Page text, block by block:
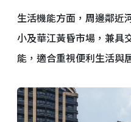
生活機能方面，周邊鄰近
小及華江黃昏市場，兼具
能，適合重視便利生活與